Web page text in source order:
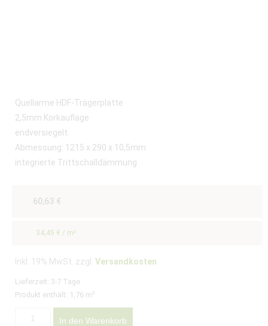
Quellarme HDF-Trägerplatte
2,5mm Korkauflage
endversiegelt
Abmessung: 1215 x 290 x 10,5mm
integrierte Trittschalldämmung
60,63 €
34,45 € / m²
Inkl. 19% MwSt. zzgl. Versandkosten
Lieferzeit: 3-7 Tage
Produkt enthält: 1,76 m²
In den Warenkorb